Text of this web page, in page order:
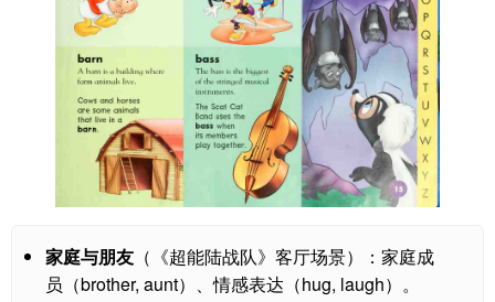
家庭与朋友 （《超能陆战队》客厅场景）：家庭成
员（brother, aunt）、情感表达（hug, laugh）。